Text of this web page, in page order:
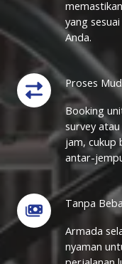
yang
Anda.
Proses
Booking
survey
jam, cukup
antar-
Tanpa
Armada
nyaman